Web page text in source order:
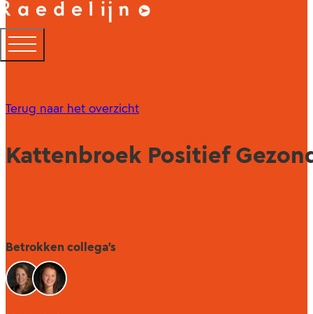
Terug naar het overzicht
Kattenbroek Positief
Betrokken collega's